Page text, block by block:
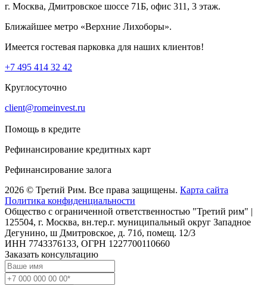
г. Москва, Дмитровское шоссе 71Б, офис 311, 3 этаж.
Ближайшее метро «Верхние Лихоборы».
Имеется гостевая парковка для наших клиентов!
+7 495 414 32 42
Круглосуточно
client@romeinvest.ru
Помощь в кредите
Рефинансирование кредитных карт
Рефинансирование залога
2026 © Третий Рим. Все права защищены. Карта сайта
Политика конфиденциальности
Общество с ограниченной ответственностью "Третий рим" |
125504, г. Москва, вн.тер.г. муниципальный округ Западное
Дегунино, ш Дмитровское, д. 71б, помещ. 12/3
ИНН 7743376133, ОГРН 1227700110660
Заказать консультацию